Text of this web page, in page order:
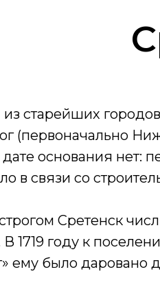
старейших
(первоначально
основания нет:
в связи со
Сретенск
1719 году к
ему было даровано